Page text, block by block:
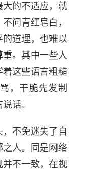
的不适应，就
问青红皂白，
的道理，也难以
。其中一些人
着这些语言粗糙
，干脆先发制
话。
不免迷失了自
之人。同是网络
并不一致，在视